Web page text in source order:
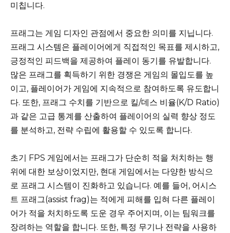
미칩니다.
프래그는 게임 디자인 관점에서 중요한 의미를 지닙니다.
프래그 시스템은 플레이어에게 직접적인 목표를 제시하고,
긍정적인 피드백을 제공하여 플레이 동기를 유발합니다.
많은 프래그를 획득하기 위한 경쟁은 게임의 몰입도를 높
이고, 플레이어가 게임에 지속적으로 참여하도록 유도합니
다. 또한, 프래그 수치를 기반으로 킬/데스 비율(K/D Ratio)
과 같은 고급 통계를 산출하여 플레이어의 실력 향상 정도
를 분석하고, 전략 수립에 활용할 수 있도록 합니다.
초기 FPS 게임에서는 프래그가 단순히 적을 처치하는 행
위에 대한 보상이었지만, 현대 게임에서는 다양한 방식으
로 프래그 시스템이 진화하고 있습니다. 예를 들어, 어시스
트 프래그(assist frag)는 적에게 피해를 입혀 다른 플레이
어가 적을 처치하도록 도운 경우 주어지며, 이는 팀워크를
장려하는 역할을 합니다. 또한, 특정 무기나 전략을 사용하